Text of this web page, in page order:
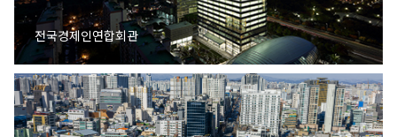
전국경제인연합회관